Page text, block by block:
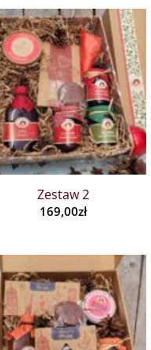
Zestaw 2
169,00zł